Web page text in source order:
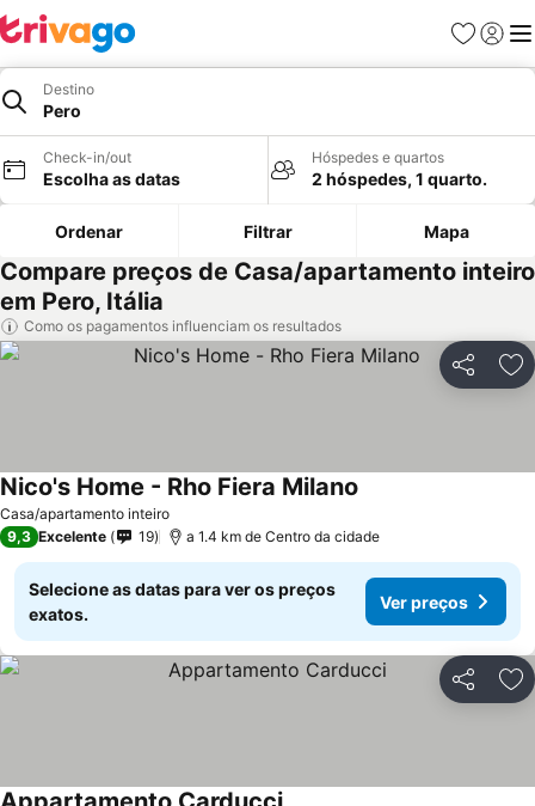
Favoritos
Iniciar
Destino
Pero
Check-in/out
Escolha as datas
Hóspedes e quartos
2 hóspedes, 1 quarto.
Ordenar Filtrar Mapa
Compare preços de Casa/apartamento inteiro
em Pero, Itália
Como os pagamentos influenciam os resultados
Partilhar
Casa/apartamento inteiro
Nico's Home - Rho Fiera Milano
9,3 Excelente 19 a 1.4 km de Centro da cidade
Selecione as datas para ver os preços
exatos.
Ver preços
Partilhar